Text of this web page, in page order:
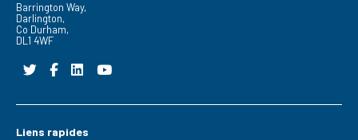
Barrington Way,
Darlington,
Co Durham,
DL1 4WF
Liens rapides